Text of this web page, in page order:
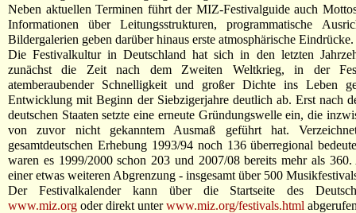
Neben aktuellen Terminen führt der MIZ-Festivalguide auch
Informationen über Leitungsstrukturen, programmatische
Bildergalerien geben darüber hinaus erste atmosphärische Eindrücke.
Die Festivalkultur in Deutschland hat sich in den letzten
zunächst die Zeit nach dem Zweiten Weltkrieg, in der
atemberaubender Schnelligkeit und großer Dichte ins Leben
Entwicklung mit Beginn der Siebzigerjahre deutlich ab. Erst nach
deutschen Staaten setzte eine erneute Gründungswelle ein, die
von zuvor nicht gekanntem Ausmaß geführt hat.
gesamtdeutschen Erhebung 1993/94 noch 136 überregional
waren es 1999/2000 schon 203 und 2007/08 bereits mehr als
einer etwas weiteren Abgrenzung - insgesamt über 500
Der Festivalkalender kann über die Startseite des
www.miz.org oder direkt unterwww.miz.org/festivals.html